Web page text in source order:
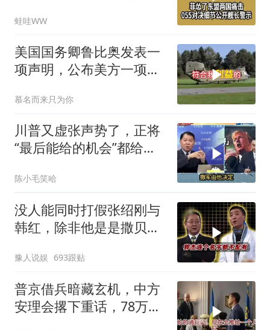
冰｜辣晚报20260805
蛙哇WW
美国国务卿鲁比奥发表一
项声明，公布美方一项重
慕名而来只为你
川普又虚张声势了，正将
“最后能给的机会”都给伊
陈小毛笑哈
没人能同时打假张绍刚与
韩红，除非他是是撒贝
豫人说娱 693跟贴
普京借兵暗藏玄机，中方
安理会撂下重话，78万件